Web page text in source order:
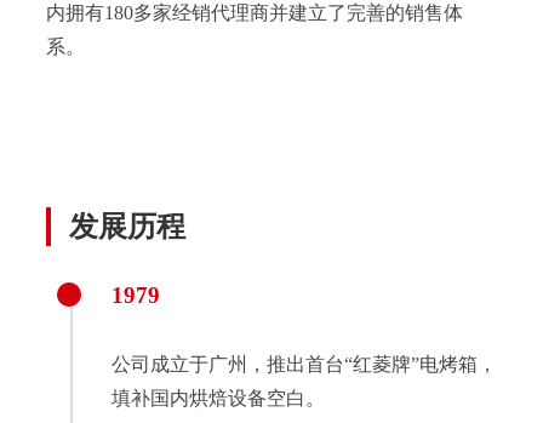
内拥有180多家经销代理商并建立了完善的销售体
系。
发展历程
1979
公司成立于广州，推出首台“红菱牌”电烤箱，
填补国内烘焙设备空白。